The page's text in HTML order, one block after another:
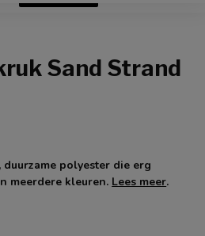
Sand Strand
polyester die erg
meerdere kleuren. Lees meer.